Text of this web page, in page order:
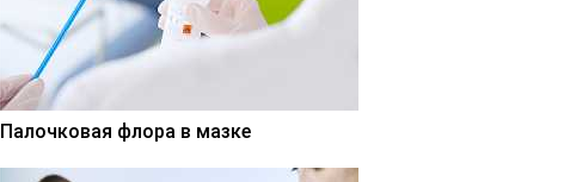
Палочковая флора в мазке